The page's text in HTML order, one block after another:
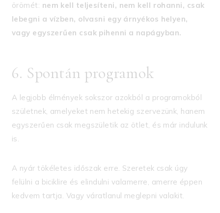
örömét: nem kell teljesíteni, nem kell rohanni, csak
lebegni a vízben, olvasni egy árnyékos helyen,
vagy egyszerűen csak pihenni a napágyban.
6. Spontán programok
A legjobb élmények sokszor azokból a programokból
születnek, amelyeket nem hetekig szervezünk, hanem
egyszerűen csak megszületik az ötlet, és már indulunk
is.
A nyár tökéletes időszak erre. Szeretek csak úgy
felülni a biciklire és elindulni valamerre, amerre éppen
kedvem tartja. Vagy váratlanul meglepni valakit.